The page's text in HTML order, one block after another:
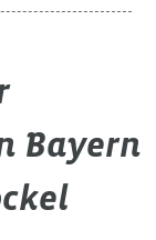
Bayern